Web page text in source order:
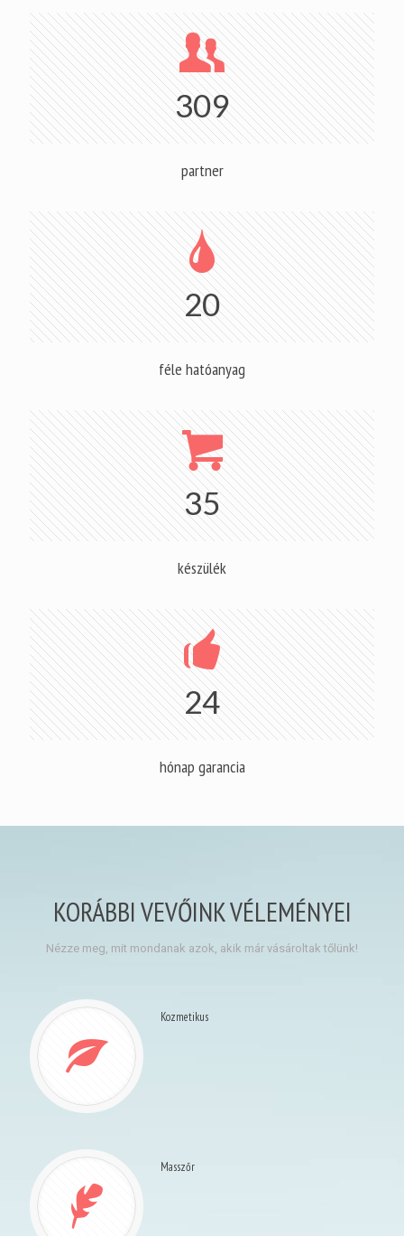
309
partner
20
féle hatóanyag
35
készülék
24
hónap garancia
KORÁBBI VEVŐINK VÉLEMÉNYEI
Nézze meg, mit mondanak azok, akik már vásároltak tőlünk!
Kozmetikus
Masszőr